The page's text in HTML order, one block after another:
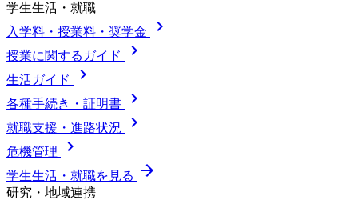
学生生活・就職
入学料・授業料・奨学金
chevron_right
授業に関するガイド chevron_right
生活ガイド chevron_right
各種手続き・証明書 chevron_right
就職支援・進路状況 chevron_right
危機管理 chevron_right
学生生活・就職を見る arrow_forward
研究・地域連携